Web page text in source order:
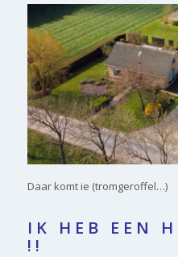
Daar komt ie (tromgeroffel…)
I K H E B E E N H
! !